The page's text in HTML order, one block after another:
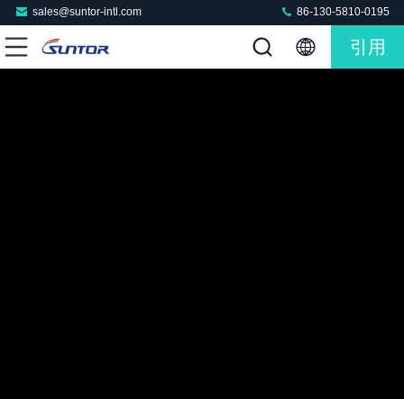
sales@suntor-intl.com 86-130-5810-0195
引用